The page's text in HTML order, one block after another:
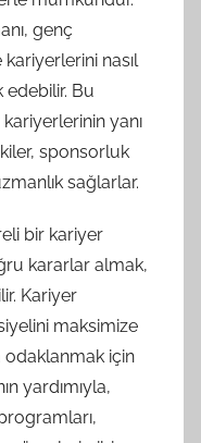
genç
nasıl
edebilir. Bu
yanı
sponsorluk
sağlarlar.
bir kariyer
kararlar almak,
Kariyer
maksimize
odaklanmak için
yardımıyla,